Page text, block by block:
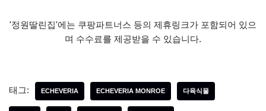
'정원딸린집'에는 쿠팡파트너스 등의 제휴링크가 포함되어 있으
며 수수료를 제공받을 수 있습니다.
태그: ECHEVERIA ECHEVERIA MONROE 다육식물